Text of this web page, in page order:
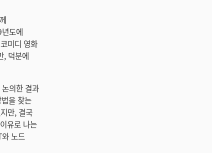
도에
미디 영화
, 덕분에
의한 결과
을 찾는
만, 결국
유로 나는
노드